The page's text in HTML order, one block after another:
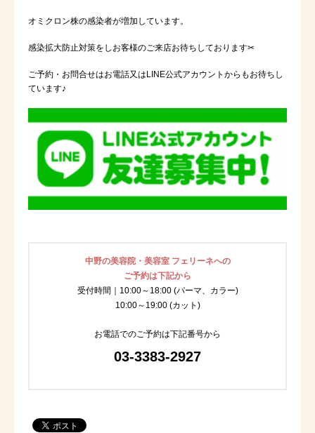
オミクロン株の感染者が増加しています。
感染拡大防止対策をしお客様のご来店お待ちしております✂︎
ご予約・お問合せはお電話又はLINE公式アカウントからもお待ちし
ています♪
中野の美容院・美容室 フェリーネへの
ご予約は下記から
受付時間｜10:00～18:00 (パーマ、カラー)
10:00～19:00 (カット)
お電話でのご予約は下記番号から
03-3383-2927